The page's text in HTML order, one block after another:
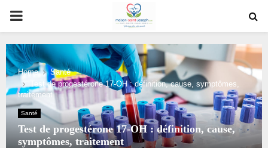
PRIMARY
MENU
Home
Santé
Test de progestérone 17-OH : définition, cause, symptômes,
traitement
Santé
Test de progestérone 17-OH : définition, cause,
symptômes, traitement